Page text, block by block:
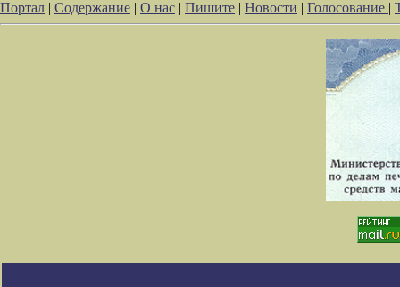
Портал | Содержание | О нас | Пишите | Новости | Голосование |